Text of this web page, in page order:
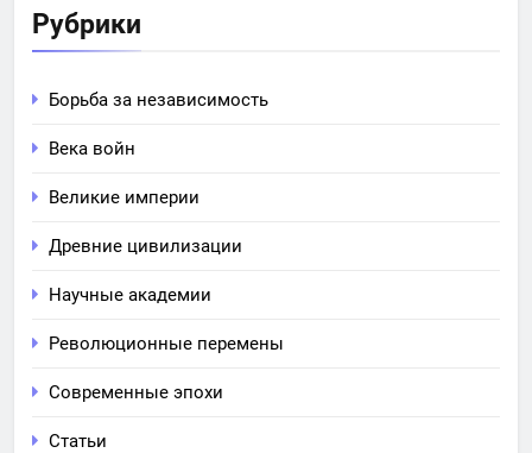
Рубрики
Борьба за независимость
Века войн
Великие империи
Древние цивилизации
Научные академии
Революционные перемены
Современные эпохи
Статьи